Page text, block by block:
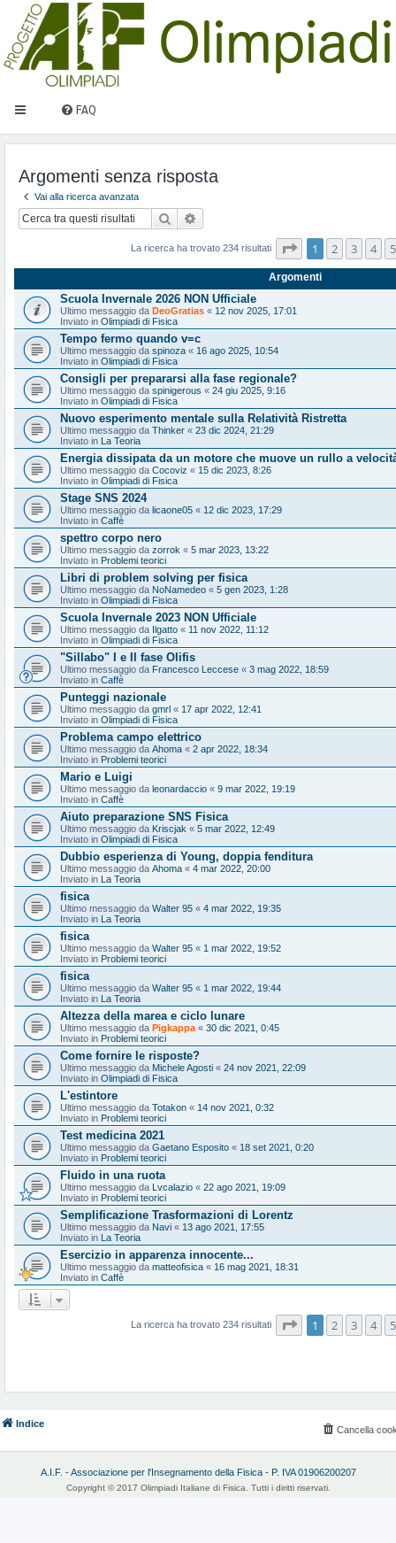
FAQ
Argomenti senza risposta
Vai alla ricerca avanzata
Cerca
La ricerca ha trovato 234 risultati Pagina1 di10
1 2 3 4 5
Argomenti
Scuola Invernale 2026 NON Ufficiale
Ultimo messaggio da DeoGratias « 12 nov 2025, 17:01
Inviato in Olimpiadi di Fisica
Tempo fermo quando v=c
Ultimo messaggio da spinoza « 16 ago 2025, 10:54
Inviato in Olimpiadi di Fisica
Consigli per prepararsi alla fase regionale?
Ultimo messaggio da spinigerous « 24 giu 2025, 9:16
Inviato in Olimpiadi di Fisica
Nuovo esperimento mentale sulla Relatività Ristretta
Ultimo messaggio da Thinker « 23 dic 2024, 21:29
Inviato in La Teoria
Energia dissipata da un motore che muove un rullo a
Ultimo messaggio da Cocoviz « 15 dic 2023, 8:26
Inviato in Olimpiadi di Fisica
Stage SNS 2024
Ultimo messaggio da licaone05 « 12 dic 2023, 17:29
Inviato in Caffè
spettro corpo nero
Ultimo messaggio da zorrok « 5 mar 2023, 13:22
Inviato in Problemi teorici
Libri di problem solving per fisica
Ultimo messaggio da NoNamedeo « 5 gen 2023, 1:28
Inviato in Olimpiadi di Fisica
Scuola Invernale 2023 NON Ufficiale
Ultimo messaggio da Ilgatto « 11 nov 2022, 11:12
Inviato in Olimpiadi di Fisica
"Sillabo" I e II fase Olifis
Ultimo messaggio da Francesco Leccese « 3 mag 2022, 18:59
Inviato in Caffè
Punteggi nazionale
Ultimo messaggio da gmrl « 17 apr 2022, 12:41
Inviato in Olimpiadi di Fisica
Problema campo elettrico
Ultimo messaggio da Ahoma « 2 apr 2022, 18:34
Inviato in Problemi teorici
Mario e Luigi
Ultimo messaggio da leonardaccio « 9 mar 2022, 19:19
Inviato in Caffè
Aiuto preparazione SNS Fisica
Ultimo messaggio da Kriscjak « 5 mar 2022, 12:49
Inviato in Olimpiadi di Fisica
Dubbio esperienza di Young, doppia fenditura
Ultimo messaggio da Ahoma « 4 mar 2022, 20:00
Inviato in La Teoria
fisica
Ultimo messaggio da Walter 95 « 4 mar 2022, 19:35
Inviato in La Teoria
fisica
Ultimo messaggio da Walter 95 « 1 mar 2022, 19:52
Inviato in Problemi teorici
fisica
Ultimo messaggio da Walter 95 « 1 mar 2022, 19:44
Inviato in La Teoria
Altezza della marea e ciclo lunare
Ultimo messaggio da Pigkappa « 30 dic 2021, 0:45
Inviato in Problemi teorici
Come fornire le risposte?
Ultimo messaggio da Michele Agosti « 24 nov 2021, 22:09
Inviato in Olimpiadi di Fisica
L'estintore
Ultimo messaggio da Totakon « 14 nov 2021, 0:32
Inviato in Problemi teorici
Test medicina 2021
Ultimo messaggio da Gaetano Esposito « 18 set 2021, 0:20
Inviato in Problemi teorici
Fluido in una ruota
Ultimo messaggio da Lvcalazio « 22 ago 2021, 19:09
Inviato in Problemi teorici
Semplificazione Trasformazioni di Lorentz
Ultimo messaggio da Navi « 13 ago 2021, 17:55
Inviato in La Teoria
Esercizio in apparenza innocente...
Ultimo messaggio da matteofisica « 16 mag 2021, 18:31
Inviato in Caffè
La ricerca ha trovato 234 risultati Pagina1 di10
1 2 3 4 5
Indice
Cancella
A.I.F. - Associazione per l'Insegnamento della Fisica - P. IVA 01906200207
Copyright © 2017 Olimpiadi Italiane di Fisica. Tutti i diritti riservati.